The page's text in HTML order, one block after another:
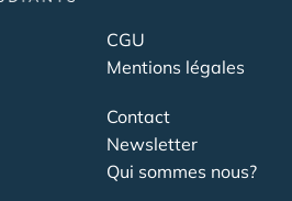
CGU
Mentions légales
Contact
Newsletter
Qui sommes nous?